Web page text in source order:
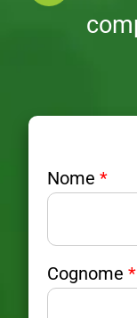
Nome *
Cognome *